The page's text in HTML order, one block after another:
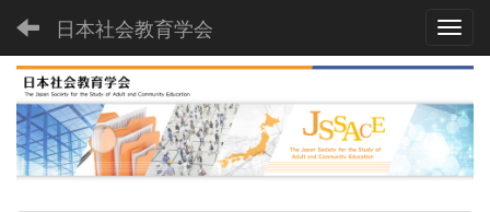
日本社会教育学会